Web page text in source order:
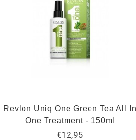
Revlon Uniq One Green Tea All In
One Treatment - 150ml
€12,95